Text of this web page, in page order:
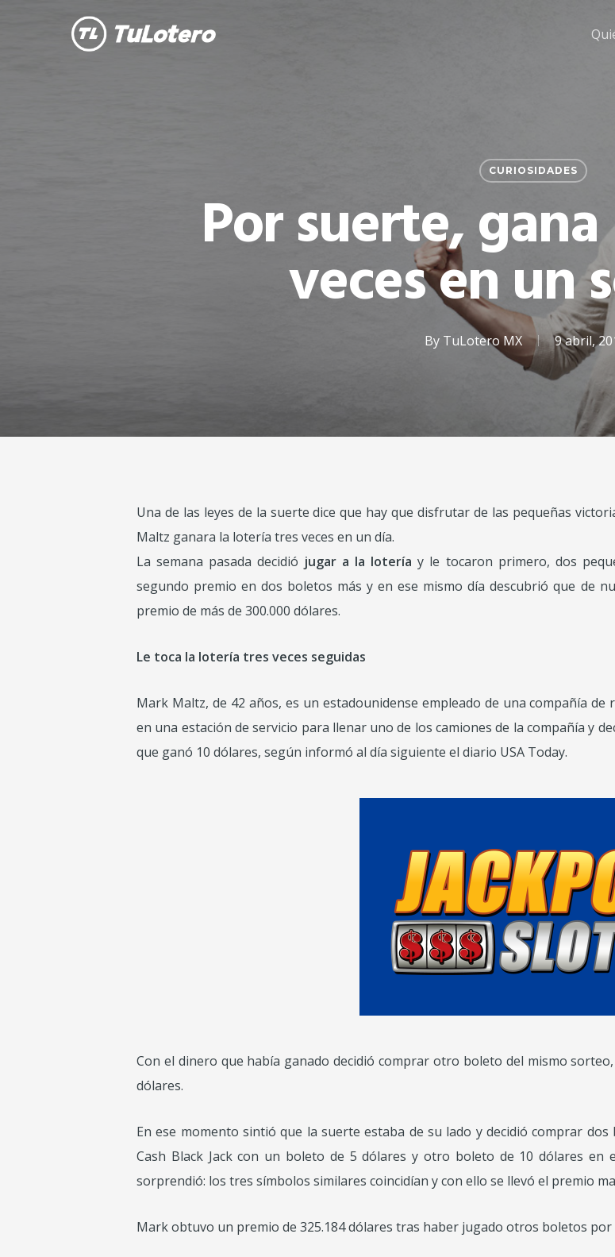
CURIOSIDADES
Por suerte,
veces en un
By TuLotero MX 9 abril,
Una de las leyes de la suerte dice que hay que disfrutar de las pequeñas
Maltz ganara la lotería tres veces en un día.
La semana pasada decidió jugar a la lotería y le tocaron primero, dos
segundo premio en dos boletos más y en ese mismo día descubrió que de
premio de más de 300.000 dólares.
Le toca la lotería tres veces seguidas
Mark Maltz, de 42 años, es un estadounidense empleado de una compañía de
en una estación de servicio para llenar uno de los camiones de la compañía y
que ganó 10 dólares, según informó al día siguiente el diario USA Today.
Con el dinero que había ganado decidió comprar otro boleto del mismo
dólares.
En ese momento sintió que la suerte estaba de su lado y decidió comprar
Cash Black Jack con un boleto de 5 dólares y otro boleto de 10 dólares en
sorprendió: los tres símbolos similares coincidían y con ello se llevó el premio
Mark obtuvo un premio de 325.184 dólares tras haber jugado otros boletos